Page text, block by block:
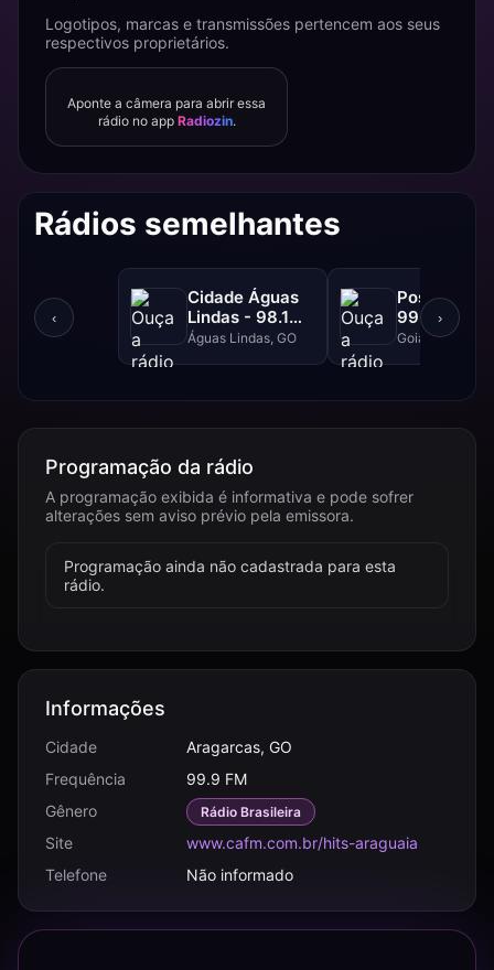
Logotipos, marcas e transmissões pertencem aos seus
respectivos proprietários.
Aponte a câmera para abrir essa
rádio no app Radiozin.
Rádios semelhantes
‹
Cidade Águas
Lindas - 98.1
FM
Águas Lindas, GO
Positiva
99.1 FM
Goiânia, GO
›
Programação da rádio
A programação exibida é informativa e pode sofrer
alterações sem aviso prévio pela emissora.
Programação ainda não cadastrada para esta
rádio.
Informações
Cidade
Aragarcas, GO
Frequência
99.9 FM
Gênero
Rádio Brasileira
Site
www.cafm.com.br/hits-araguaia
Telefone
Não informado